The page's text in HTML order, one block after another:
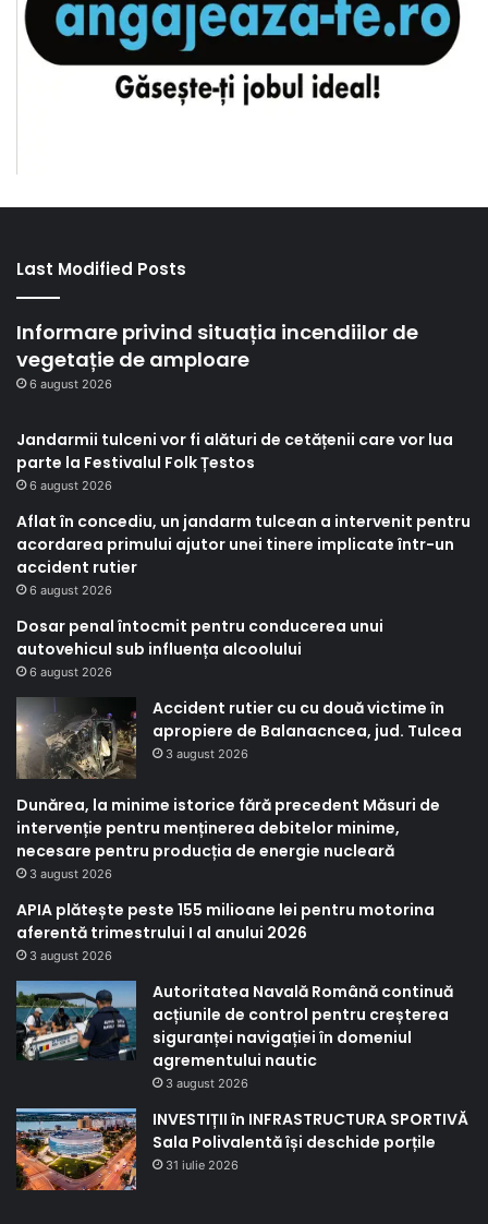
Last Modified Posts
Informare privind situația incendiilor de
vegetație de amploare
6 august 2026
Jandarmii tulceni vor fi alături de cetățenii care vor lua
parte la Festivalul Folk Țestos
6 august 2026
Aflat în concediu, un jandarm tulcean a intervenit pentru
acordarea primului ajutor unei tinere implicate într-un
accident rutier
6 august 2026
Dosar penal întocmit pentru conducerea unui
autovehicul sub influența alcoolului
6 august 2026
Accident rutier cu cu două victime în
apropiere de Balanacncea, jud. Tulcea
3 august 2026
Dunărea, la minime istorice fără precedent Măsuri de
intervenție pentru menținerea debitelor minime,
necesare pentru producția de energie nucleară
3 august 2026
APIA plătește peste 155 milioane lei pentru motorina
aferentă trimestrului I al anului 2026
3 august 2026
Autoritatea Navală Română continuă
acțiunile de control pentru creșterea
siguranței navigației în domeniul
agrementului nautic
3 august 2026
INVESTIȚII în INFRASTRUCTURA SPORTIVĂ
Sala Polivalentă își deschide porțile
31 iulie 2026